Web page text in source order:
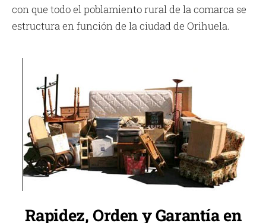
con que todo el poblamiento rural de la comarca se
estructura en función de la ciudad de Orihuela.
Rapidez, Orden y Garantía en